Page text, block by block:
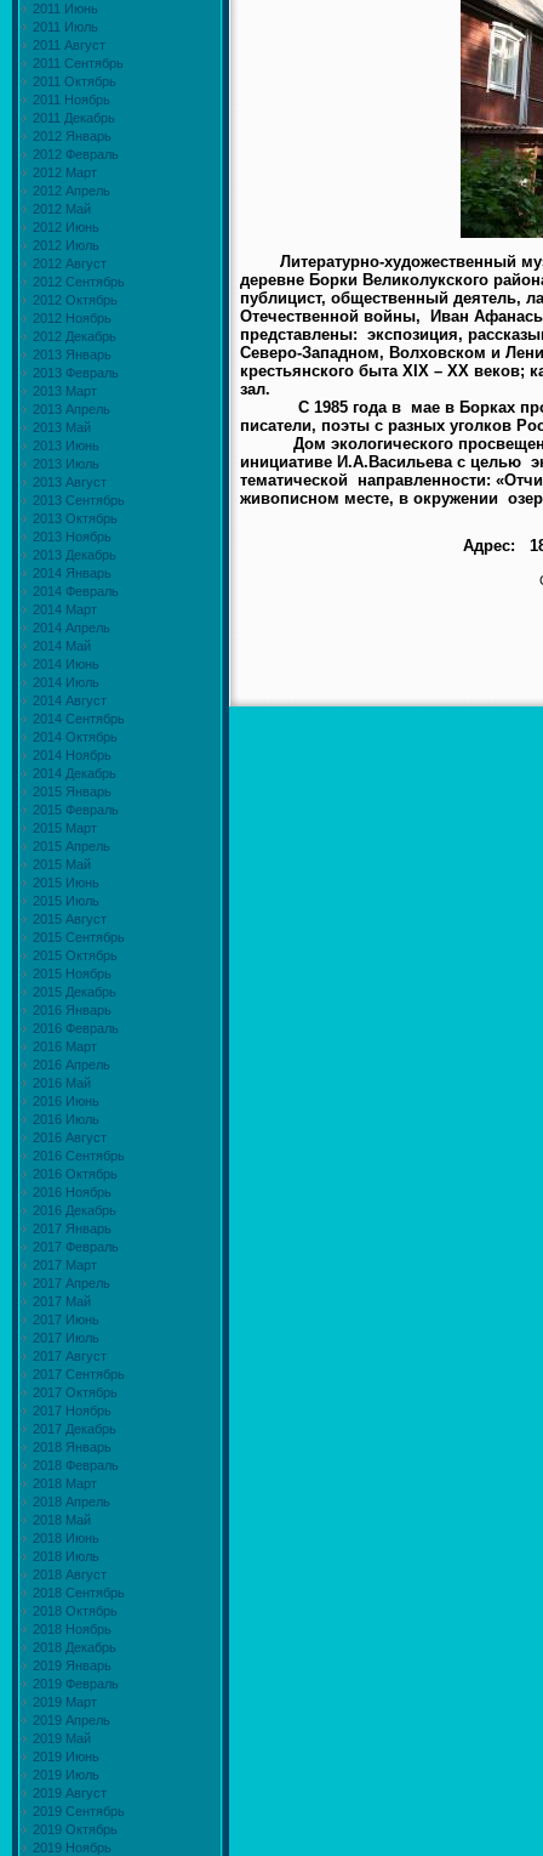
2011 Июнь
2011 Июль
2011 Август
2011 Сентябрь
2011 Октябрь
2011 Ноябрь
2011 Декабрь
2012 Январь
2012 Февраль
2012 Март
2012 Апрель
2012 Май
2012 Июнь
2012 Июль
2012 Август
2012 Сентябрь
2012 Октябрь
2012 Ноябрь
2012 Декабрь
2013 Январь
2013 Февраль
2013 Март
2013 Апрель
2013 Май
2013 Июнь
2013 Июль
2013 Август
2013 Сентябрь
2013 Октябрь
2013 Ноябрь
2013 Декабрь
2014 Январь
2014 Февраль
2014 Март
2014 Апрель
2014 Май
2014 Июнь
2014 Июль
2014 Август
2014 Сентябрь
2014 Октябрь
2014 Ноябрь
2014 Декабрь
2015 Январь
2015 Февраль
2015 Март
2015 Апрель
2015 Май
2015 Июнь
2015 Июль
2015 Август
2015 Сентябрь
2015 Октябрь
2015 Ноябрь
2015 Декабрь
2016 Январь
2016 Февраль
2016 Март
2016 Апрель
2016 Май
2016 Июнь
2016 Июль
2016 Август
2016 Сентябрь
2016 Октябрь
2016 Ноябрь
2016 Декабрь
2017 Январь
2017 Февраль
2017 Март
2017 Апрель
2017 Май
2017 Июнь
2017 Июль
2017 Август
2017 Сентябрь
2017 Октябрь
2017 Ноябрь
2017 Декабрь
2018 Январь
2018 Февраль
2018 Март
2018 Апрель
2018 Май
2018 Июнь
2018 Июль
2018 Август
2018 Сентябрь
2018 Октябрь
2018 Ноябрь
2018 Декабрь
2019 Январь
2019 Февраль
2019 Март
2019 Апрель
2019 Май
2019 Июнь
2019 Июль
2019 Август
2019 Сентябрь
2019 Октябрь
2019 Ноябрь
Литературно-художественный
деревне Борки Великолукского
публицист, общественный деятель,
Отечественной войны, Иван
представлены: экспозиция,
Северо-Западном, Волховском и
крестьянского быта XIX – XX веков;
зал.
С 1985 года в мае в Борках
писатели, поэты с разных уголков
Дом экологического
инициативе И.А.Васильева с целью
тематической направленности:
живописном месте, в окружении
Адрес: